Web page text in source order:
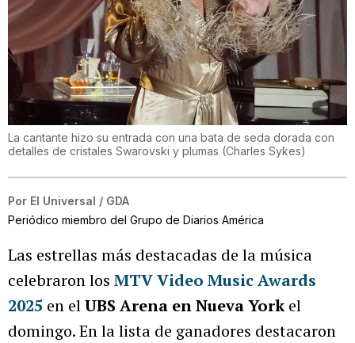
La cantante hizo su entrada con una bata de seda dorada con
detalles de cristales Swarovski y plumas (Charles Sykes)
Por El Universal / GDA
Periódico miembro del Grupo de Diarios América
Las estrellas más destacadas de la música
celebraron los MTV Video Music Awards
2025 en elUBS Arena en Nueva Yorkel
domingo. En la lista de ganadores destacaron